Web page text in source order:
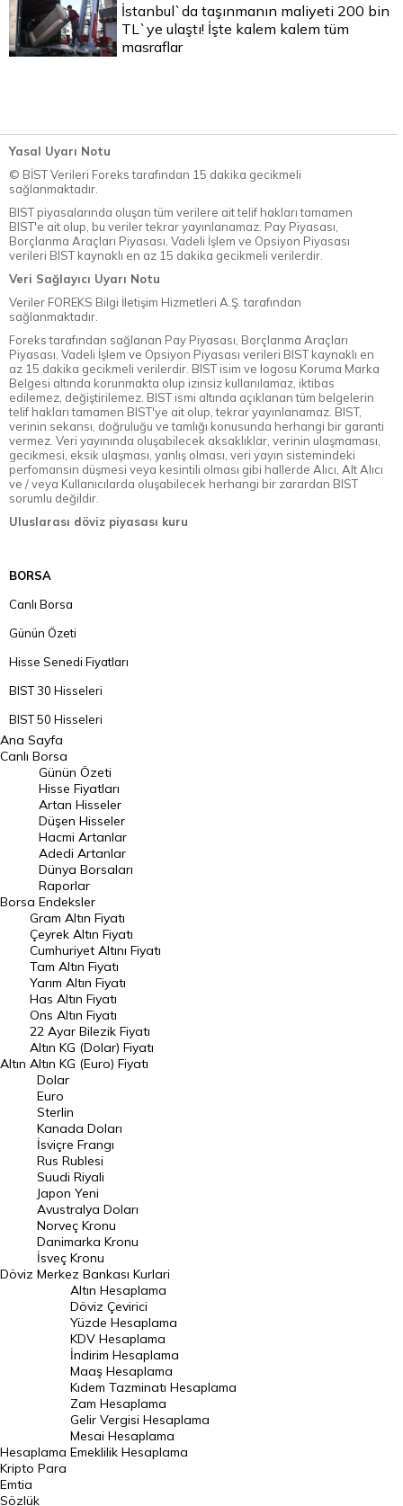
İstanbul`da taşınmanın maliyeti 200 bin
TL`ye ulaştı! İşte kalem kalem tüm
masraflar
Yasal Uyarı Notu
© BİST Verileri Foreks tarafından 15 dakika gecikmeli
sağlanmaktadır.
BIST piyasalarında oluşan tüm verilere ait telif hakları tamamen
BIST'e ait olup, bu veriler tekrar yayınlanamaz. Pay Piyasası,
Borçlanma Araçları Piyasası, Vadeli İşlem ve Opsiyon Piyasası
verileri BIST kaynaklı en az 15 dakika gecikmeli verilerdir.
Veri Sağlayıcı Uyarı Notu
Veriler FOREKS Bilgi İletişim Hizmetleri A.Ş. tarafından
sağlanmaktadır.
Foreks tarafından sağlanan Pay Piyasası, Borçlanma Araçları
Piyasası, Vadeli İşlem ve Opsiyon Piyasası verileri BIST kaynaklı en
az 15 dakika gecikmeli verilerdir. BIST isim ve logosu Koruma Marka
Belgesi altında korunmakta olup izinsiz kullanılamaz, iktibas
edilemez, değiştirilemez. BIST ismi altında açıklanan tüm belgelerin
telif hakları tamamen BIST'ye ait olup, tekrar yayınlanamaz. BIST,
verinin sekansı, doğruluğu ve tamlığı konusunda herhangi bir garanti
vermez. Veri yayınında oluşabilecek aksaklıklar, verinin ulaşmaması,
gecikmesi, eksik ulaşması, yanlış olması, veri yayın sistemindeki
perfomansın düşmesi veya kesintili olması gibi hallerde Alıcı, Alt Alıcı
ve / veya Kullanıcılarda oluşabilecek herhangi bir zarardan BIST
sorumlu değildir.
Uluslarası döviz piyasası kuru
BORSA
Canlı Borsa
Günün Özeti
Hisse Senedi Fiyatları
BIST 30 Hisseleri
BIST 50 Hisseleri
BIST 100 Hisseleri
En Çok Artan Hisseler
En Çok Düşen Hisseler
Hacmi Artanlar
Geçmiş Kapanışlar
Dünya Borsaları
Raporlar
Endeksler
DÖVİZ
Döviz Kuru
Dolar Kuru
Euro Kuru
Pound Kuru
Frank Kuru
Riyal Kuru
Avustralya Doları
Danimarka Kronu Kuru
Kanada Doları Kuru
Norveç Kronu Kuru
İsveç Kronu Kuru
Japon Yeni Kuru
Serbest Piyasa Döviz Kurları
Merkez Bankası Döviz Kurları
Altın Fiyatları
Gram Altın Fiyatı
Ana Sayfa
Canlı Borsa
Borsa
Günün Özeti
Hisse Fiyatları
Artan Hisseler
Düşen Hisseler
Hacmi Artanlar
Adedi Artanlar
Dünya Borsaları
Raporlar
Endeksler
Altın
Gram Altın Fiyatı
Çeyrek Altın Fiyatı
Cumhuriyet Altını Fiyatı
Tam Altın Fiyatı
Yarım Altın Fiyatı
Has Altın Fiyatı
Ons Altın Fiyatı
22 Ayar Bilezik Fiyatı
Altın KG (Dolar) Fiyatı
Altın KG (Euro) Fiyatı
Döviz
Dolar
Euro
Sterlin
Kanada Doları
İsviçre Frangı
Rus Rublesi
Suudi Riyali
Japon Yeni
Avustralya Doları
Norveç Kronu
Danimarka Kronu
İsveç Kronu
Merkez Bankası Kurlari
Hesaplama
Altın Hesaplama
Döviz Çevirici
Yüzde Hesaplama
KDV Hesaplama
İndirim Hesaplama
Maaş Hesaplama
Kıdem Tazminatı Hesaplama
Zam Hesaplama
Gelir Vergisi Hesaplama
Mesai Hesaplama
Emeklilik Hesaplama
Kripto Para
Emtia
Sözlük